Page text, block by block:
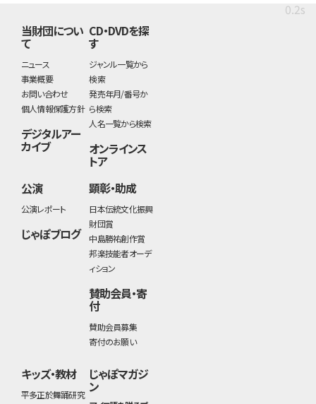
0.2s
当財団につい
て
ニュース
事業概要
お問い合わせ
個人情報保護方針
デジタルアー
カイブ
CD・DVDを探
す
ジャンル一覧から
検索
発売年月/番号か
ら検索
人名一覧から検索
オンラインス
トア
公演
公演レポート
じゃぽブログ
顕彰・助成
日本伝統文化振興
財団賞
中島勝祐創作賞
邦楽技能者オーデ
ィション
賛助会員・寄
付
賛助会員募集
寄付のお願い
キッズ・教材
平多正於舞踊研究
じゃぽマガジ
ン